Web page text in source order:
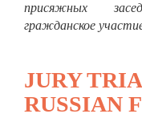
присяжных
гражданское
JURY
RUSSIAN